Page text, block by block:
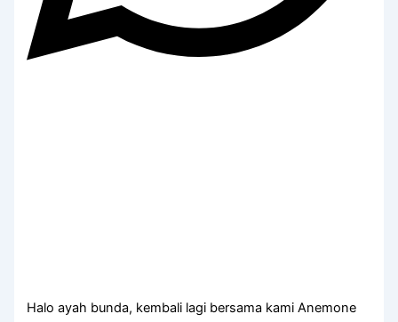
Halo ayah bunda, kembali lagi bersama kami Anemone